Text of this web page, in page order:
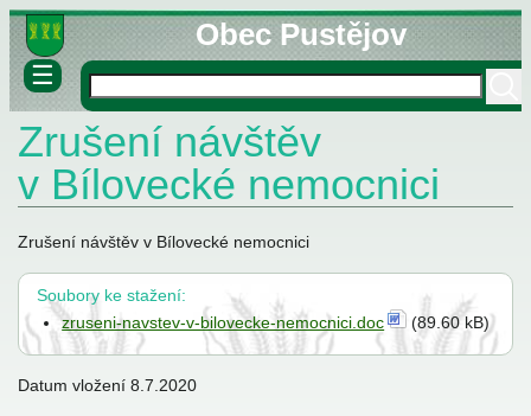
Obec Pustějov
☰
informace
Zrušení návštěv
v Bílovecké nemocnici
Zrušení návštěv v Bílovecké nemocnici
Soubory ke stažení:
zruseni-navstev-v-bilovecke-nemocnici.doc
(89.60 kB)
Datum vložení8.7.2020